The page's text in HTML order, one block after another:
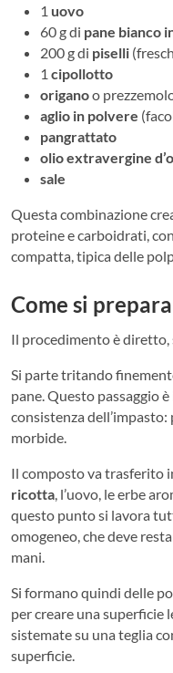
1 uovo
60 g di pane bianco
200 g di piselli
1 cipollotto
origanoo
aglio in polvere
pangrattato
olio extravergine
sale
Questa combinazione
proteine e carboidrati,
compatta, tipica delle
Come si
Il procedimento è diretto,
Si parte tritando
pane. Questo passaggio
consistenza
morbide.
Il composto va trasferito
ricotta, l’uovo, le erbe
questo punto si lavora
omogeneo, che deve
mani.
Si formano quindi delle
per creare una superficie
sistemate su una teglia
superficie.